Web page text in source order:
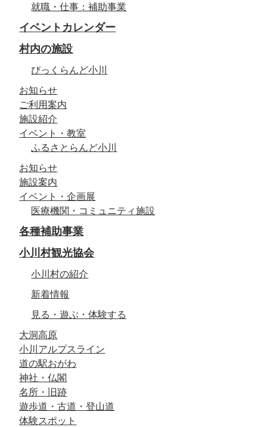
就職・仕事：補助事業
イベントカレンダー
村内の施設
びっくらんど小川
お知らせ
ご利用案内
施設紹介
イベント・教室
ふるさとらんど小川
お知らせ
施設案内
イベント・企画展
医療機関・コミュニティ施設
各種補助事業
小川村観光協会
小川村の紹介
新着情報
見る・遊ぶ・体験する
大洞高原
小川アルプスライン
道の駅おがわ
神社・仏閣
名所・旧跡
遊歩道・古道・登山道
体験スポット